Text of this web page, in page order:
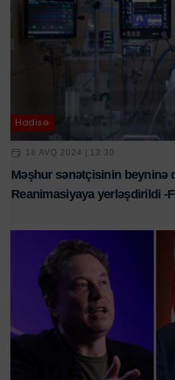
Hadisə
18 AVQ 2024 | 13:30
Məşhur sənətçisinin beyninə
Reanimasiyaya yerləşdirildi -